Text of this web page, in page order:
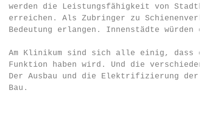
werden die Leistungsfähigkeit von
erreichen. Als Zubringer zu
Bedeutung erlangen. Innenstädte würden
Am Klinikum sind sich alle einig, dass
Funktion haben wird. Und die
Der Ausbau und die Elektrifizierung der
Bau.